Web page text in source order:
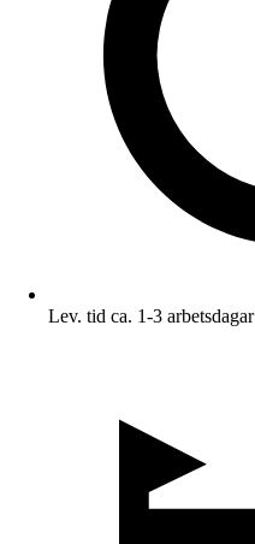
Lev. tid ca. 1-3 arbetsdagar